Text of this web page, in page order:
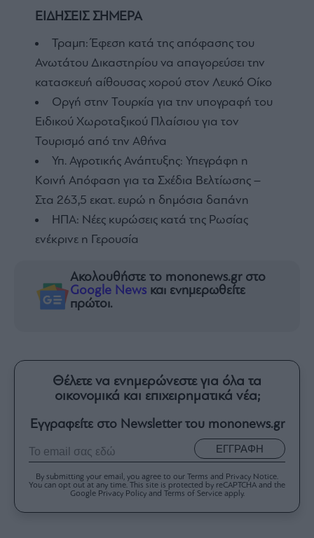
ΕΙΔΗΣΕΙΣ ΣΗΜΕΡΑ
Τραμπ: Έφεση κατά της απόφασης του
Ανωτάτου Δικαστηρίου να απαγορεύσει την
κατασκευή αίθουσας χορού στον Λευκό Οίκο
Οργή στην Τουρκία για την υπογραφή του
Ειδικού Χωροταξικού Πλαίσιου για τον
Τουρισμό από την Αθήνα
Υπ. Αγροτικής Ανάπτυξης: Υπεγράφη η
Κοινή Απόφαση για τα Σχέδια Βελτίωσης –
Στα 263,5 εκατ. ευρώ η δημόσια δαπάνη
ΗΠΑ: Νέες κυρώσεις κατά της Ρωσίας
ενέκρινε η Γερουσία
Ακολουθήστε το mononews.gr στο
Google News και ενημερωθείτε
πρώτοι.
Θέλετε να ενημερώνεστε για όλα τα
οικονομικά και επιχειρηματικά νέα;
Εγγραφείτε στο Newsletter του mononews.gr
ΕΓΓΡΑΦΗ
By submitting your email, you agree to our Terms and Privacy Notice.
You can opt out at any time. This site is protected by reCAPTCHA and the
Google Privacy Policy and Terms of Service apply.